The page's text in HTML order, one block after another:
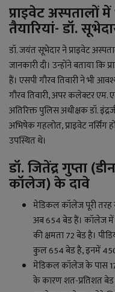
प्राइवेट अस्पतालों
तैयारियां- डॉ.
डॉ. जयंत सूभेदार ने प्राइवेट
जानकारी दी। उन्होंने बताया
हैं। एसपी गौरव तिवारी ने भी
गौरव तिवारी, अपर कलेक्टर
अतिरिक्त पुलिस अधीक्षक डॉ.
अभिषेक गहलोत, प्राइवेट नर्सिंग
उपस्थित थे।
डॉ. जितेंद्र गुप्ता
कॉलेज) के दावे
मेडिकल कॉलेज पूरी
अब654बेड हैं। कॉलेज में
की क्षमता72बेड है।
कुल654बेड है, इनमें
मेडिकल कॉलेज के पास
के कारण शत-प्रतिशत